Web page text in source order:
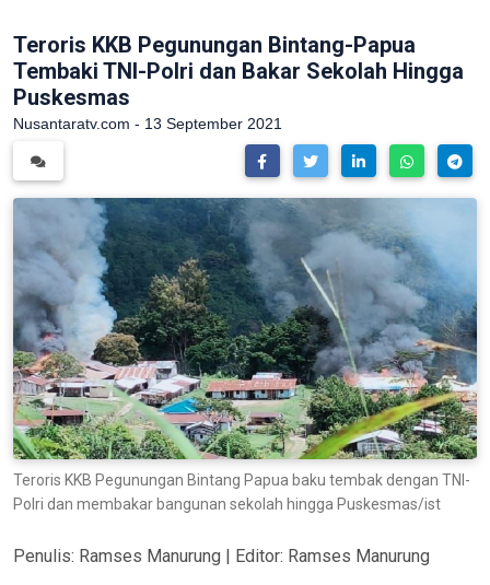
Teroris KKB Pegunungan Bintang-Papua
Tembaki TNI-Polri dan Bakar Sekolah Hingga
Puskesmas
Nusantaratv.com - 13 September 2021
Teroris KKB Pegunungan Bintang Papua baku tembak dengan TNI-
Polri dan membakar bangunan sekolah hingga Puskesmas/ist
Penulis: Ramses Manurung | Editor: Ramses Manurung